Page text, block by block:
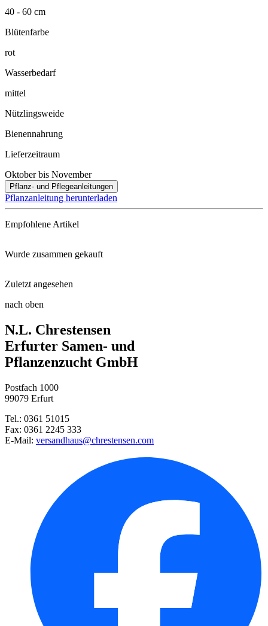
40 - 60 cm
Blütenfarbe
rot
Wasserbedarf
mittel
Nützlingsweide
Bienennahrung
Lieferzeitraum
Oktober bis November
Pflanz- und Pflegeanleitungen
Pflanzanleitung herunterladen
Empfohlene Artikel
Schacht Wurzel Power, 950g
Wurde zusammen gekauft
Frühlingslichtstern Mix
Kaiserkrone Rubra
Gartenjasmin Petite Perfume® P ...
Kleinstrauchrose Simsalabim®
Staudenmittagsblume Tiffendell ...
Küchenschelle Rot
Steppensalbei Rosakönigin
Beetrose Gotha 1250
Zuletzt angesehen
Bodendecker- und Kleinstrauchr ...
nach oben
N.L. Chrestensen
Erfurter Samen- und
Pflanzenzucht GmbH
Postfach 1000
99079 Erfurt
Tel.: 0361 51015
Fax: 0361 2245 333
E-Mail: versandhaus@chrestensen.com